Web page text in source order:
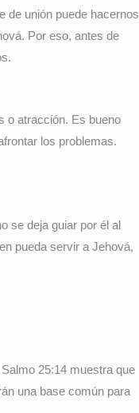
de unión puede hacernos
Por eso, antes de
o atracción. Es bueno
los problemas.
se deja guiar por él al
pueda servir a Jehová,
25:14 muestra que
una base común para